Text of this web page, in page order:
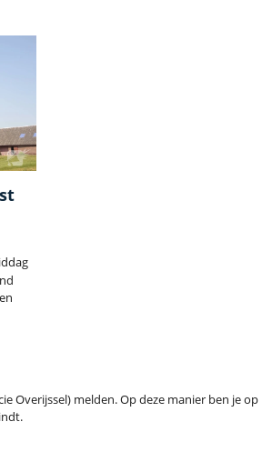
Overijssel) melden. Op deze manier ben je op